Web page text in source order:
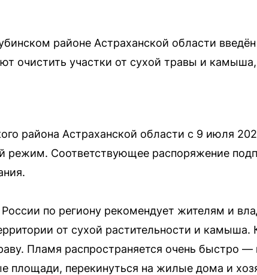
районе Астраханской области
очистить участки от сухой травы и
района Астраханской области с 9 июля
режим. Соответствующее распоряжение
по региону рекомендует жителям и
от сухой растительности и камыша.
Пламя распространяется очень быстро —
площади, перекинуться на жилые дома и